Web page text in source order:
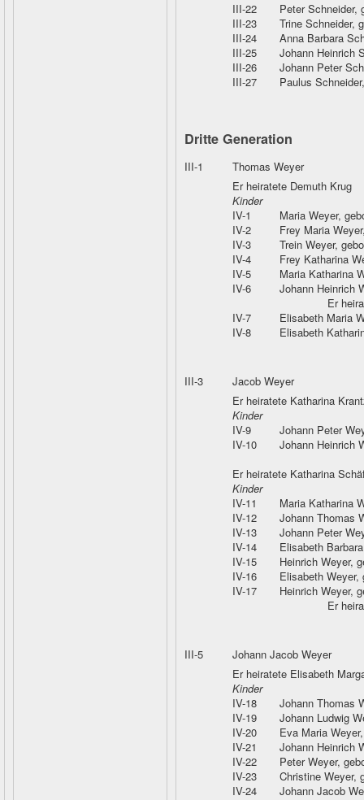
III-22
Peter Schneider,
III-23
Trine Schneider,
III-24
Anna Barbara
III-25
Johann Heinrich
III-26
Johann Peter
III-27
Paulus Schneider
Dritte Generation
III-1
Thomas Weyer
Er heiratete Demuth Krug
Kinder
IV-1
Maria Weyer,
IV-2
Frey Maria Weyer
IV-3
Trein Weyer,
IV-4
Frey Katharina
IV-5
Maria Katharina
IV-6
Johann Heinrich
Er
IV-7
Elisabeth Maria
IV-8
Elisabeth
III-3
Jacob Weyer
Er heiratete Katharina
Kinder
IV-9
Johann Peter
IV-10
Johann Heinrich
Er heiratete Katharina
Kinder
IV-11
Maria Katharina
IV-12
Johann Thomas
IV-13
Johann Peter
IV-14
Elisabeth
IV-15
Heinrich Weyer,
IV-16
Elisabeth Weyer,
IV-17
Heinrich Weyer,
Er
III-5
Johann Jacob Weyer
Er heiratete Elisabeth
Kinder
IV-18
Johann Thomas
IV-19
Johann Ludwig
IV-20
Eva Maria Weyer
IV-21
Johann Heinrich
IV-22
Peter Weyer,
IV-23
Christine Weyer,
IV-24
Johann Jacob